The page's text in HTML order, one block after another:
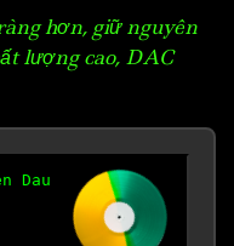
hơn, giữ nguyên
lượng cao, DAC
Dau